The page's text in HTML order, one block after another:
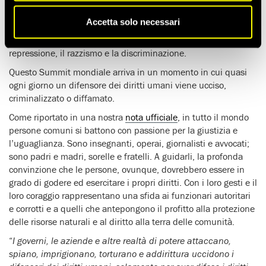
Accetta solo necessari
diritti umani.
Vengono da tutto il mondo per ragionare sui passi avanti da
fare per difendere i diritti umani e continuare la lotta contro la
repressione, il razzismo e la discriminazione.
Questo Summit mondiale arriva in un momento in cui quasi
ogni giorno un difensore dei diritti umani viene ucciso,
criminalizzato o diffamato.
Come riportato in una nostra nota ufficiale , in tutto il mondo
persone comuni si battono con passione per la giustizia e
l’uguaglianza. Sono insegnanti, operai, giornalisti e avvocati;
sono padri e madri, sorelle e fratelli. A guidarli, la profonda
convinzione che le persone, ovunque, dovrebbero essere in
grado di godere ed esercitare i propri diritti. Con i loro gesti e il
loro coraggio rappresentano una sfida ai funzionari autoritari
e corrotti e a quelli che antepongono il profitto alla protezione
delle risorse naturali e al diritto alla terra delle comunità.
“I governi, le aziende e altre realtà di potere attaccano,
spiano, imprigionano, torturano e addirittura uccidono i